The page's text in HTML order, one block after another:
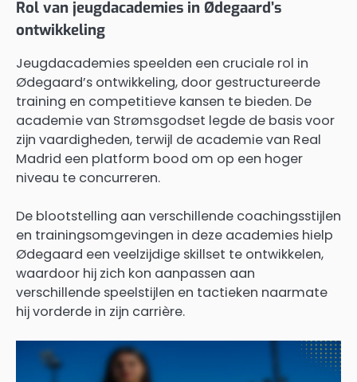
Rol van jeugdacademies in Ødegaard’s
ontwikkeling
Jeugdacademies speelden een cruciale rol in
Ødegaard’s ontwikkeling, door gestructureerde
training en competitieve kansen te bieden. De
academie van Strømsgodset legde de basis voor
zijn vaardigheden, terwijl de academie van Real
Madrid een platform bood om op een hoger
niveau te concurreren.
De blootstelling aan verschillende coachingsstijlen
en trainingsomgevingen in deze academies hielp
Ødegaard een veelzijdige skillset te ontwikkelen,
waardoor hij zich kon aanpassen aan
verschillende speelstijlen en tactieken naarmate
hij vorderde in zijn carrière.